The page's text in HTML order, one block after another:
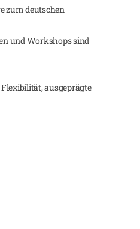
zum deutschen
und Workshops sind
ausgeprägte